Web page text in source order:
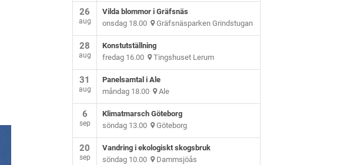
26
aug
Vilda blommor i Gräfsnäs
onsdag 18.00 Gräfsnäsparken Grindstugan
28
aug
Konstutställning
fredag 16.00 Tingshuset Lerum
31
aug
Panelsamtal i Ale
måndag 18.00 Ale
6
sep
Klimatmarsch Göteborg
söndag 13.00 Göteborg
20
sep
Vandring i ekologiskt skogsbruk
söndag 10.00 Dammsjöås